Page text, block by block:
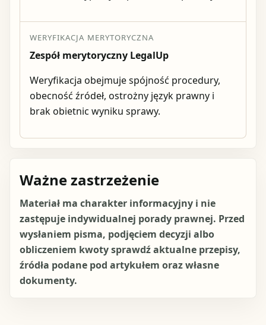
WERYFIKACJA MERYTORYCZNA
Zespół merytoryczny LegalUp
Weryfikacja obejmuje spójność procedury,
obecność źródeł, ostrożny język prawny i
brak obietnic wyniku sprawy.
Ważne zastrzeżenie
Materiał ma charakter informacyjny i nie
zastępuje indywidualnej porady prawnej. Przed
wysłaniem pisma, podjęciem decyzji albo
obliczeniem kwoty sprawdź aktualne przepisy,
źródła podane pod artykułem oraz własne
dokumenty.